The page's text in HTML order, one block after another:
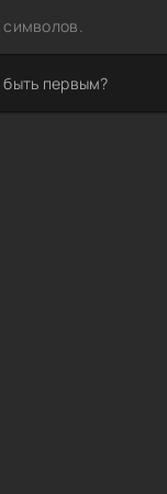
первым?